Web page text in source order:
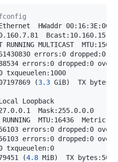
(3.3 GiB)
TX
(4.8 MiB)
TX